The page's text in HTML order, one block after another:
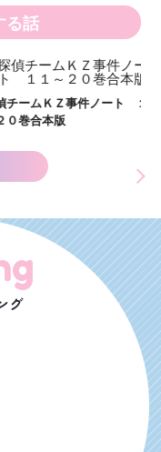
る話
ムＫＺ事件ノート １１
合本版
グ